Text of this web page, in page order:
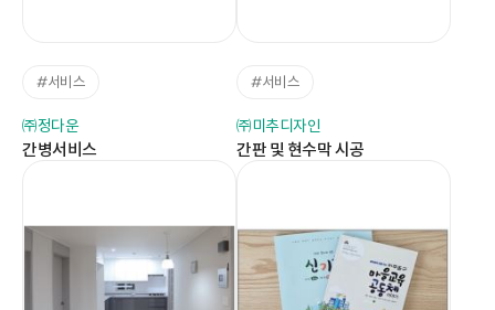
#서비스
㈜정다운
간병서비스
#서비스
㈜미추디자인
간판 및 현수막 시공